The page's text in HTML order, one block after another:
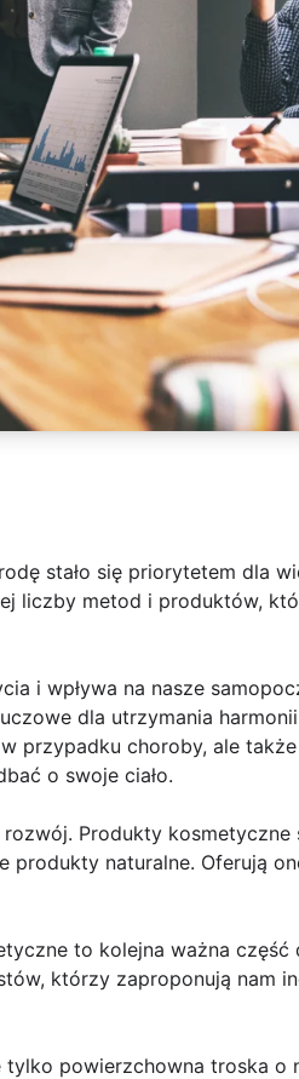
stało się priorytetem dla
liczby metod i produktów,
i wpływa na nasze
dla utrzymania
przypadku choroby, ale
o swoje ciało.
Produkty
naturalne. Oferują
to kolejna ważna
którzy zaproponują nam
powierzchowna troska o